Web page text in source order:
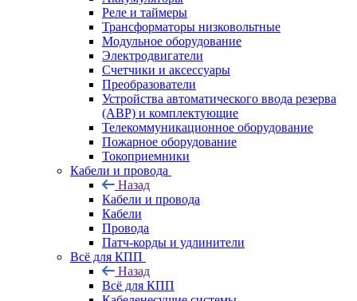
Реле и таймеры
Трансформаторы низковольтные
Модульное оборудование
Электродвигатели
Счетчики и аксессуары
Преобразователи
Устройства автоматического ввода резерва
(АВР) и комплектующие
Телекоммуникационное оборудование
Пожарное оборудование
Токоприемники
Кабели и провода
Назад
Кабели и провода
Кабели
Провода
Патч-корды и удлинители
Всё для КПП
Назад
Всё для КПП